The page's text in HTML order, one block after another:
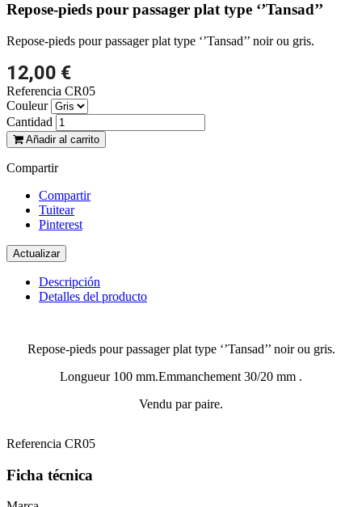
Repose-pieds pour passager plat type ‘’Tansad’’
Repose-pieds pour passager plat type ‘’Tansad’’ noir ou gris.
12,00 €
Referencia CR05
Couleur
Cantidad
Añadir al carrito
Compartir
Compartir
Tuitear
Pinterest
Descripción
Detalles del producto
Repose-pieds pour passager plat type ‘’Tansad’’ noir ou gris.
Longueur 100 mm.Emmanchement 30/20 mm .
Vendu par paire.
Referencia CR05
Ficha técnica